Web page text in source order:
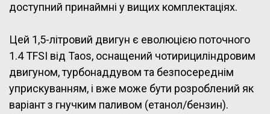
доступний принаймні у вищих комплектаціях.
Цей 1,5-літровий двигун є еволюцією поточного
1.4 TFSI від Taos, оснащений чотирициліндровим
двигуном, турбонаддувом та безпосереднім
уприскуванням, і вже може бути розроблений як
варіант з гнучким паливом (етанол/бензин).